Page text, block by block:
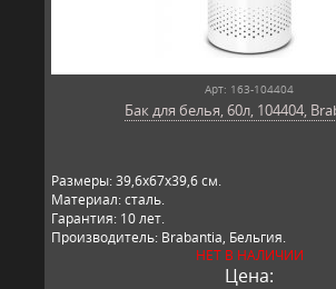
Арт: 163-104404
Бак для белья, 60л, 104404,
Размеры: 39,6х67х39,6 см.
Материал: сталь.
Гарантия: 10 лет.
Производитель: Brabantia, Бельгия.
НЕТ В НАЛИЧИИ
Цена: